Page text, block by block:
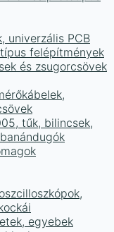
univerzális PCB
felépítmények
és zsugorcsövek
tűk, bilincsek,
egyebek